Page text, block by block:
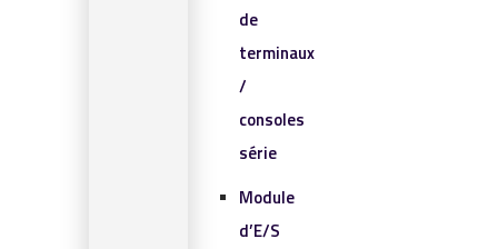
de
terminaux
/
consoles
série
Module
d’E/S